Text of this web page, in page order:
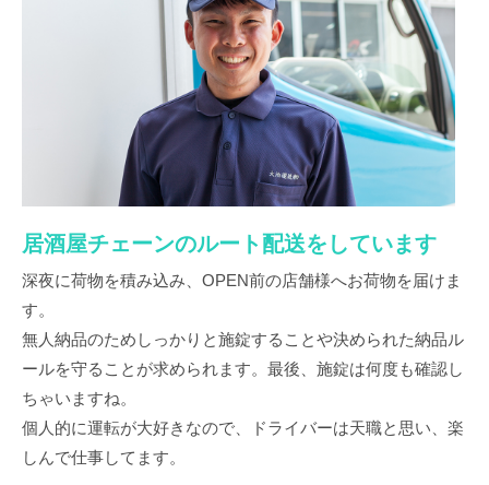
居酒屋チェーンのルート配送をしています
深夜に荷物を積み込み、OPEN前の店舗様へお荷物を届けま
す。
無人納品のためしっかりと施錠することや決められた納品ル
ールを守ることが求められます。最後、施錠は何度も確認し
ちゃいますね。
個人的に運転が大好きなので、ドライバーは天職と思い、楽
しんで仕事してます。